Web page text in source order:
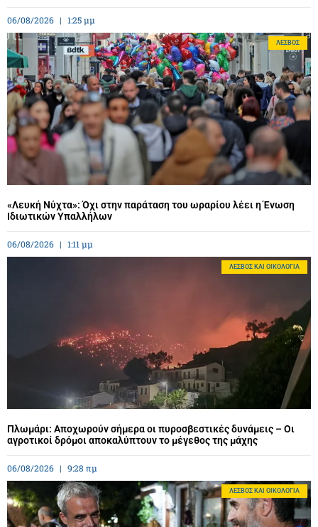
06/08/2026 1:25 μμ
ΛΈΣΒΟΣ
«Λευκή Νύχτα»: Όχι στην παράταση του ωραρίου λέει η Ένωση
Ιδιωτικών Υπαλλήλων
06/08/2026 1:11 μμ
ΛΈΣΒΟΣ ΚΑΙ ΟΙΚΟΛΟΓΊΑ
Πλωμάρι: Αποχωρούν σήμερα οι πυροσβεστικές δυνάμεις – Οι
αγροτικοί δρόμοι αποκαλύπτουν το μέγεθος της μάχης
06/08/2026 9:28 πμ
ΛΈΣΒΟΣ ΚΑΙ ΟΙΚΟΛΟΓΊΑ